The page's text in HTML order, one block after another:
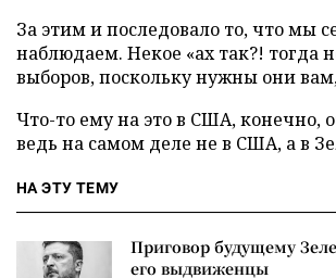
За этим и последовало то, что мы
наблюдаем. Некое «ах так?! тогда
выборов, поскольку нужны они
Что-то ему на это в США, конечно,
ведь на самом деле не в США, а в
НА ЭТУ ТЕМУ
Приговор будущему
его выдвиженцы